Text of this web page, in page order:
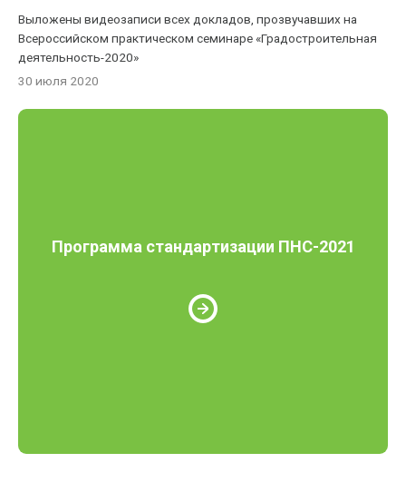
Выложены видеозаписи всех докладов, прозвучавших на
Всероссийском практическом семинаре «Градостроительная
деятельность-2020»
30 июля 2020
Программа стандартизации ПНС-2021